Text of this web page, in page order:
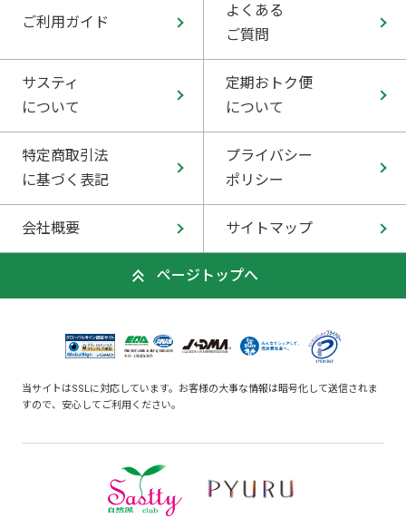
ご利用ガイド
よくある
ご質問
サスティ
について
定期おトク便
について
特定商取引法
に基づく表記
プライバシー
ポリシー
会社概要 サイトマップ
ページトップへ
当サイトはSSLに対応しています。お客様の大事な情報は暗号化して送信されま
すので、安心してご利用ください。